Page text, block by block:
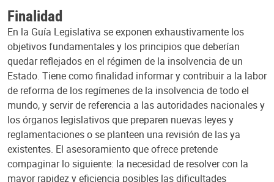
Finalidad
En la Guía Legislativa se exponen exhaustivamente los
objetivos fundamentales y los principios que deberían
quedar reflejados en el régimen de la insolvencia de un
Estado. Tiene como finalidad informar y contribuir a la labor
de reforma de los regímenes de la insolvencia de todo el
mundo, y servir de referencia a las autoridades nacionales y
los órganos legislativos que preparen nuevas leyes y
reglamentaciones o se planteen una revisión de las ya
existentes. El asesoramiento que ofrece pretende
compaginar lo siguiente: la necesidad de resolver con la
mayor rapidez y eficiencia posibles las dificultades